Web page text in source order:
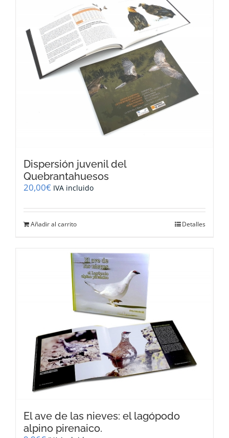
Dispersión juvenil del
Quebrantahuesos
20,00€ IVA incluido
Añadir al carrito Detalles
El ave de las nieves: el lagópodo
alpino pirenaico.